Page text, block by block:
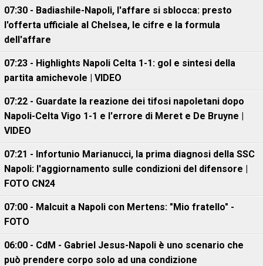
07:30 - Badiashile-Napoli, l'affare si sblocca: presto
l'offerta ufficiale al Chelsea, le cifre e la formula
dell'affare
07:23 - Highlights Napoli Celta 1-1: gol e sintesi della
partita amichevole | VIDEO
07:22 - Guardate la reazione dei tifosi napoletani dopo
Napoli-Celta Vigo 1-1 e l'errore di Meret e De Bruyne |
VIDEO
07:21 - Infortunio Marianucci, la prima diagnosi della SSC
Napoli: l'aggiornamento sulle condizioni del difensore |
FOTO CN24
07:00 - Malcuit a Napoli con Mertens: "Mio fratello" -
FOTO
06:00 - CdM - Gabriel Jesus-Napoli è uno scenario che
può prendere corpo solo ad una condizione